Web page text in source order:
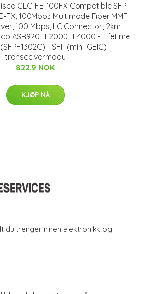
GLC-FE-100FX Compatible SFP
FX, 100Mbps Multimode Fiber MMF
100 Mbps, LC Connector, 2km,
ASR920, IE2000, IE4000 - Lifetime
- SFP (mini-GBIC)
transceivermodu
822.9 NOK
KJØP NÅ
du trenger innen elektronikk og